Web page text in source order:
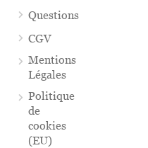
Questions
CGV
Mentions
Légales
Politique
de
cookies
(EU)